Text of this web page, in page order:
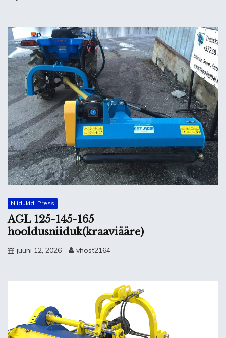
Niidukid, Press
AGL 125-145-165
hooldusniiduk(kraaviääre)
juuni 12, 2026 vhost2164